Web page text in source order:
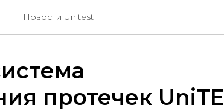
Новости Unitest
протечек